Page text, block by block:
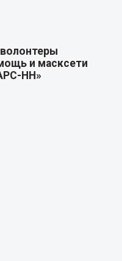
и масксети
НН»